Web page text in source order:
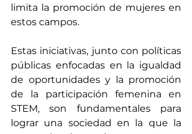
limita la promoción de mujeres en
estos campos. ​
Estas iniciativas, junto con políticas
públicas enfocadas en la igualdad
de oportunidades y la promoción
de la participación femenina en
STEM, son fundamentales para
lograr una sociedad en la que la